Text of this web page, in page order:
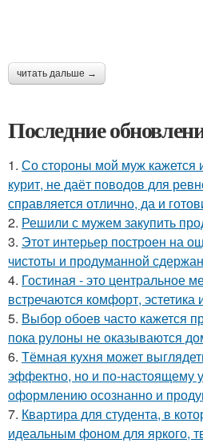
читать дальше →
Последние
1. Со стороны мой муж кажется
курит, не даёт поводов для
справляется отлично, да и
2. Решили с мужем закупить
3. Этот интерьер построен на
чистоты и продуманной
4. Гостиная - это центральное
встречаются комфорт,
5. Выбор обоев часто кажется
пока рулоны не оказываются
6. Тёмная кухня может
эффектно, но и по-настоящему
оформлению осознанно и
7. Квартира для студента, в
идеальным фоном для яркого,